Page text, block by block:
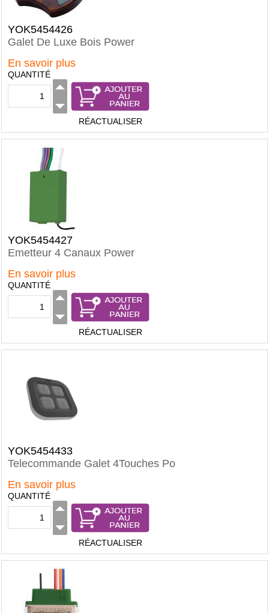
YOK5454426
Galet De Luxe Bois Power
En savoir plus
QUANTITÉ
RÉACTUALISER
YOK5454427
Emetteur 4 Canaux Power
En savoir plus
QUANTITÉ
RÉACTUALISER
YOK5454433
Telecommande Galet 4Touches Po
En savoir plus
QUANTITÉ
RÉACTUALISER